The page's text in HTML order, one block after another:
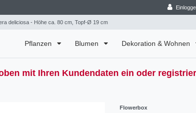
deliciosa - Höhe ca. 80 cm, Topf-Ø 19 cm
Pflanzen Blumen Dekoration & Wohnen
mit Ihren Kundendaten ein oder
Flowerbox